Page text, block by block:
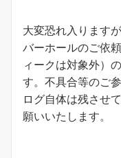
大変恐れ入ります
バーホールのご依
ィークは対象外）
す。不具合等のご
ログ自体は残させ
願いいたします。